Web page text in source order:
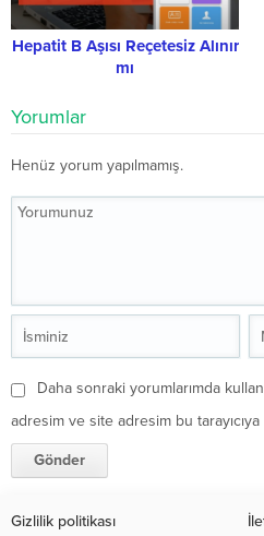
Hepatit B Aşısı Reçetesiz Alınır
mı
Yorumlar
Henüz yorum yapılmamış.
Daha sonraki yorumlarımda
adresim ve site adresim bu
Gizlilik politikası